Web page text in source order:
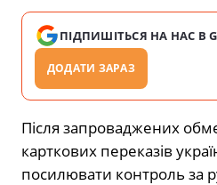
ПІДПИШІТЬСЯ НА НАС В
ДОДАТИ ЗАРАЗ
Після запроваджених
карткових переказів
посилювати контроль за